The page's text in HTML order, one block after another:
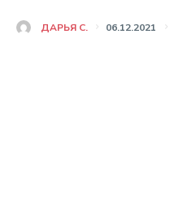
ДАРЬЯ C. 06.12.2021